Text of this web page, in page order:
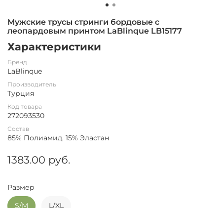
Мужские трусы стринги бордовые с
леопардовым принтом LaBlinque LB15177
Характеристики
Бренд
LaBlinque
Производитель
Турция
Код товара
272093530
Состав
85% Полиамид, 15% Эластан
1383.00 руб.
Размер
S/M L/XL